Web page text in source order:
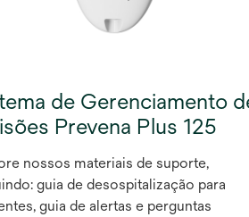
de Gerenciamento
Prevena Plus 125
nossos materiais de suporte,
guia de desospitalização para
guia de alertas e perguntas